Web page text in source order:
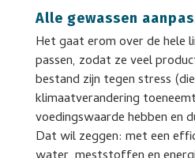
Alle gewassen
Het gaat erom over de hele
passen, zodat ze veel
bestand zijn tegen stress
klimaatverandering
voedingswaarde hebben en
Dat wil zeggen: met een